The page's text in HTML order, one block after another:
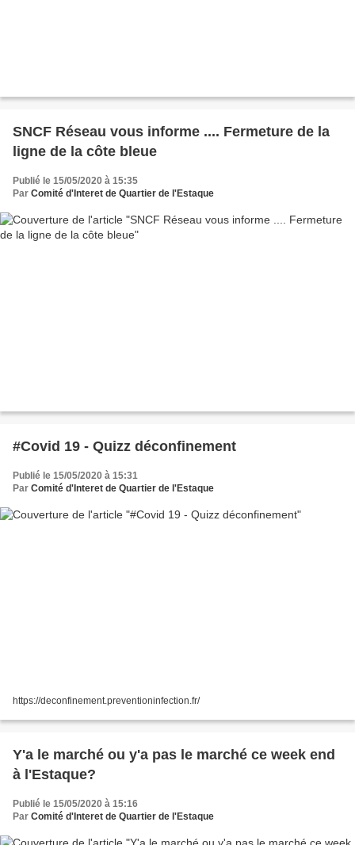
SNCF Réseau vous informe .... Fermeture de la
ligne de la côte bleue
Publié le 15/05/2020 à 15:35
Par Comité d'Interet de Quartier de l'Estaque
#Covid 19 - Quizz déconfinement
Publié le 15/05/2020 à 15:31
Par Comité d'Interet de Quartier de l'Estaque
https://deconfinement.preventioninfection.fr/
Y'a le marché ou y'a pas le marché ce week end
à l'Estaque?
Publié le 15/05/2020 à 15:16
Par Comité d'Interet de Quartier de l'Estaque